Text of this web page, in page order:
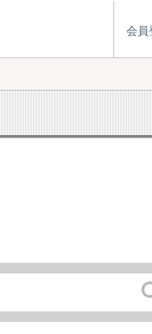
会員